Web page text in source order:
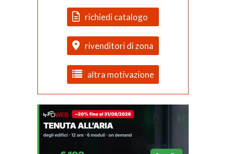
richiedi catalogo
rivenditori di zona
altra motivazione